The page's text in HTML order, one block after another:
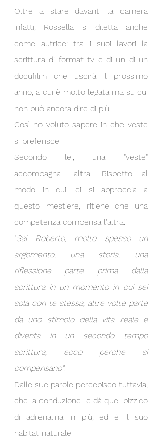
Oltre a stare davanti la camera
infatti, Rossella si diletta anche
come autrice: tra i suoi lavori la
scrittura di format tv e di un di un
docufilm che uscirà il prossimo
anno, a cui è molto legata ma su cui
non può ancora dire di più.
Così ho voluto sapere in che veste
si preferisce.
Secondo lei, una "veste"
accompagna l'altra. Rispetto al
modo in cui lei si approccia a
questo mestiere, ritiene che una
competenza compensa l'altra.
"Sai Roberto, molto spesso un
argomento, una storia, una
riflessione parte prima dalla
scrittura in un momento in cui sei
sola con te stessa, altre volte parte
da uno stimolo della vita reale e
diventa in un secondo tempo
scrittura, ecco perchè si
compensano".
Dalle sue parole percepisco tuttavia,
che la conduzione le dà quel pizzico
di adrenalina in più, ed è il suo
habitat naturale.